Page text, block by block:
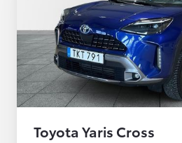
Toyota Yaris Cross